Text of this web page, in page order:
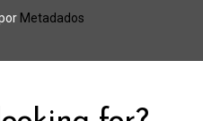
Metadados